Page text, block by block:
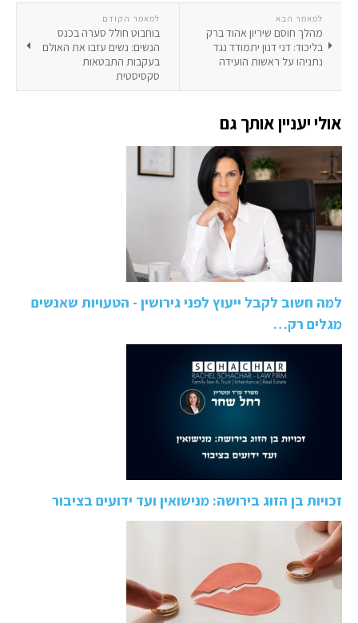
למאמר הקודם
בוחבוט חולל סערה בכנס
הנשים: נשים עזבו את האולם
בעקבות התבטאות
סקסיסטית
למאמר הבא
מהלך חוסם שיריון אהוד ברק
בליכוד: דני דנון יתמודד נגד
נתניהו על ראשות הועידה
אולי יעניין אותך גם
למה חשוב לקבל ייעוץ לפני גירושין - הטעויות שאנשים
מגלים רק…
זכויות בן הזוג בירושה: מנישואין ועד ידועים בציבור